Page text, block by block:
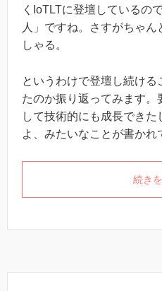
くIoTLTに登壇しているの
人」ですね。さすがちゃ
しゃる。
というわけで登壇し続ける
たのか振り返ってみます
して技術的にも成長でき
よ、みたいなことが書かれ
続き